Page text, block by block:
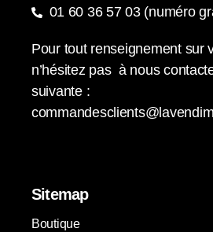
01 60 36 57 03 (numéro
Pour tout renseignement sur
n’hésitez pas à nous
suivante :
Sitemap
Boutique